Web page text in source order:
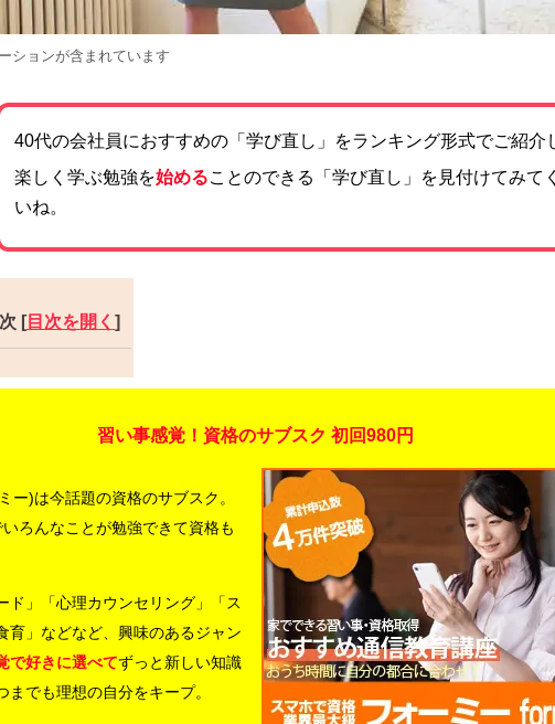
ションが含まれています
40代の会社員におすすめの「学び直し」をランキング形式でご紹介
楽しく学ぶ勉強を始めることのできる「学び直し」を見付けてみて
いね。
[目次を開く ]
習い事感覚！資格のサブスク 初回980円
ー)は今話題の資格のサブスク。
ろんなことが勉強できて資格も
ド」「心理カウンセリング」「ス
育」などなど、興味のあるジャン
で好きに選べてずっと新しい知識
までも理想の自分をキープ。